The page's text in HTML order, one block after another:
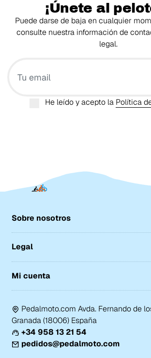
¡Únete al
Puede darse de baja en cualquier
consulte nuestra información de
legal.
He leído y acepto la Política
Sobre nosotros
Legal
Mi cuenta
Pedalmoto.com Avda. Fernando de
Granada (18006) España
+34 958 13 21 54
pedidos@pedalmoto.com